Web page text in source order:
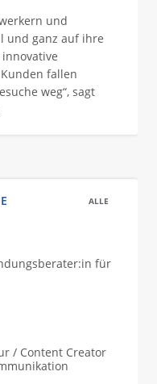
und
und ganz auf ihre
fallen
weg“, sagt
ALLE
für
/ Content Creator